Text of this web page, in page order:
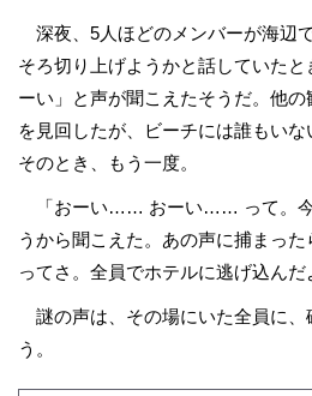
深夜、5人ほどのメンバーが海辺
そろ切り上げようかと話していた
ーい」と声が聞こえたそうだ。他
を見回したが、ビーチには誰もい
そのとき、もう一度。
「おーい…… おーい…… って。今
うから聞こえた。あの声に捕まっ
ってさ。全員でホテルに逃げ込んだ
謎の声は、その場にいた全員に、
う。